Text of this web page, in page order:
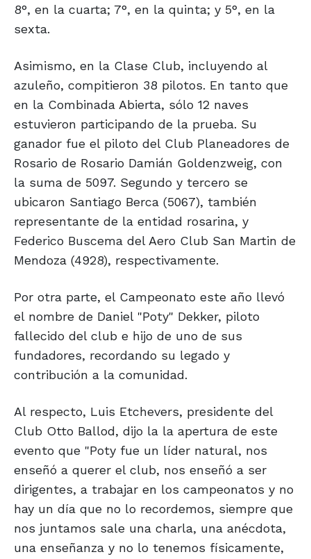
8°, en la cuarta; 7°, en la quinta; y 5°, en la
sexta.
Asimismo, en la Clase Club, incluyendo al
azuleño, compitieron 38 pilotos. En tanto que
en la Combinada Abierta, sólo 12 naves
estuvieron participando de la prueba. Su
ganador fue el piloto del Club Planeadores de
Rosario de Rosario Damián Goldenzweig, con
la suma de 5097. Segundo y tercero se
ubicaron Santiago Berca (5067), también
representante de la entidad rosarina, y
Federico Buscema del Aero Club San Martin de
Mendoza (4928), respectivamente.
Por otra parte, el Campeonato este año llevó
el nombre de Daniel "Poty" Dekker, piloto
fallecido del club e hijo de uno de sus
fundadores, recordando su legado y
contribución a la comunidad.
Al respecto, Luis Etchevers, presidente del
Club Otto Ballod, dijo la la apertura de este
evento que "Poty fue un líder natural, nos
enseñó a querer el club, nos enseñó a ser
dirigentes, a trabajar en los campeonatos y no
hay un día que no lo recordemos, siempre que
nos juntamos sale una charla, una anécdota,
una enseñanza y no lo tenemos físicamente,